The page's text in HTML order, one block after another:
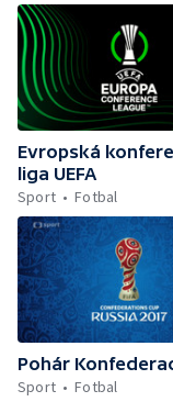
Evropská
liga UEFA
Sport
Fotbal
Pohár
Sport
Fotbal